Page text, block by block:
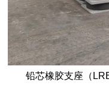
铅芯橡胶支座（